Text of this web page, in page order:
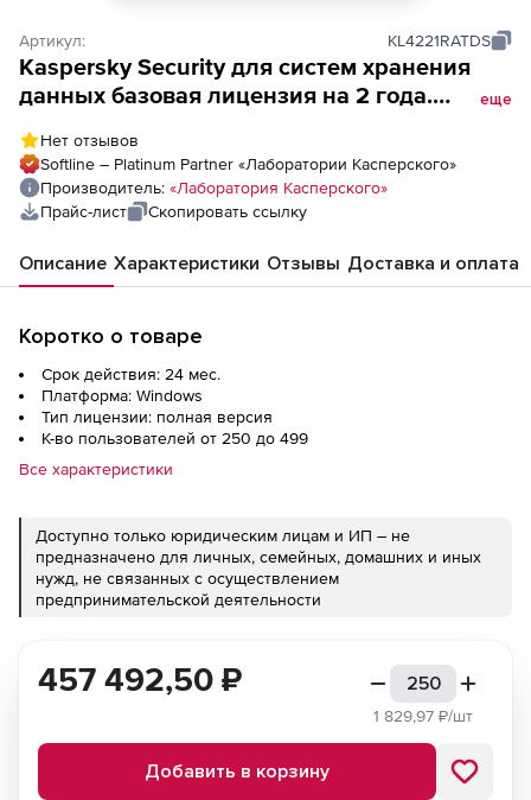
Артикул: KL4221RATDS
Kaspersky Security для систем хранения
данных базовая лицензия на 2 года.
еще
Нет отзывов
Softline – Platinum Partner «Лаборатории Касперского»
Производитель: «Лаборатория Касперского»
Прайс-лист
Скопировать ссылку
Описание Характеристики Отзывы Доставка и оплата
Коротко о товаре
Срок действия: 24 мес.
Платформа: Windows
Тип лицензии: полная версия
К-во пользователей от 250 до 499
Все характеристики
Доступно только юридическим лицам и ИП – не
предназначено для личных, семейных, домашних и иных
нужд, не связанных с осуществлением
предпринимательской деятельности
457 492,50 ₽
1 829,97 ₽/шт
Добавить в корзину